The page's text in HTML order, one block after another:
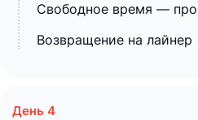
Свободное время —
Возвращение на лайнер